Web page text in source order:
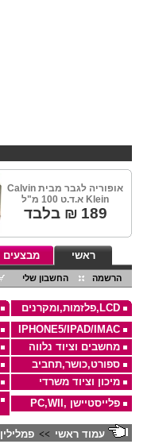
אופוריה לגבר מבית Calvin
Klein א.ד.ט 100 מ"ל
189 ₪ בלבד
ראשי מבצעים
הרשמה החשבון שלי
LCD,פלזמות,ומקרנים
IPHONE5/IPAD/IMAC
מחשבים וציוד נלווה
ספורט,כושר,תחביב
מיכון וציוד משרדי
פלייסטיישן ,PC,WII
עמוד ראשי >> פמלילין